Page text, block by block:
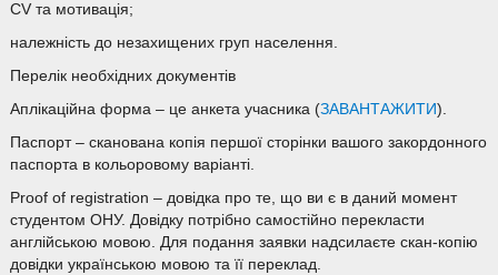
CV та мотивація;
належність до незахищених груп населення.
Перелік необхідних документів
Аплікаційна форма – це анкета учасника (ЗАВАНТАЖИТИ).
Паспорт – сканована копія першої сторінки вашого закордонного
паспорта в кольоровому варіанті.
Proof of registration – довідка про те, що ви є в даний момент
студентом ОНУ. Довідку потрібно самостійно перекласти
англійською мовою. Для подання заявки надсилаєте скан-копію
довідки українською мовою та її переклад.